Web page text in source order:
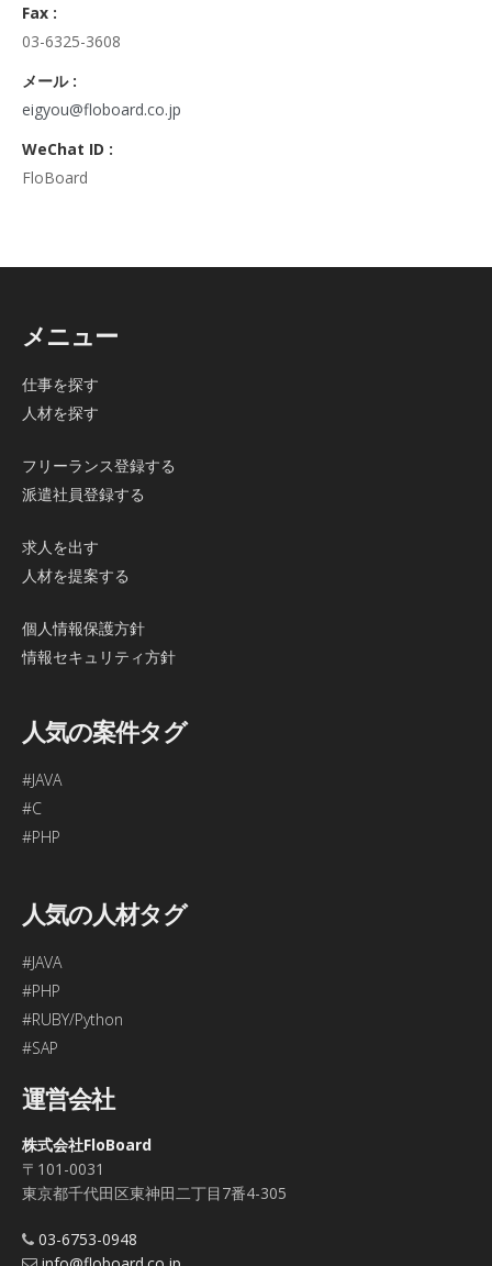
ールデンウィークを除く)
6. 個人情報における任意性について
個人情報のご提供は、ご本人の任意です。ただし、必須項目を
ご入力頂けない場合は本フォームをご利用頂けませんので、ご
了承ください。
Fax :
03-6325-3608
メール :
eigyou@floboard.co.jp
WeChat ID :
FloBoard
メニュー
仕事を探す
人材を探す
フリーランス登録する
派遣社員登録する
求人を出す
人材を提案する
個人情報保護方針
情報セキュリティ方針
人気の案件タグ
#JAVA
#C
#PHP
人気の人材タグ
#JAVA
#PHP
#RUBY/Python
#SAP
運営会社
株式会社FloBoard
〒101-0031
東京都千代田区東神田二丁目7番4-305
03-6753-0948